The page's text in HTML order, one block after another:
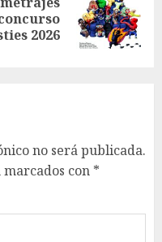
2026
no será publicada.
con *